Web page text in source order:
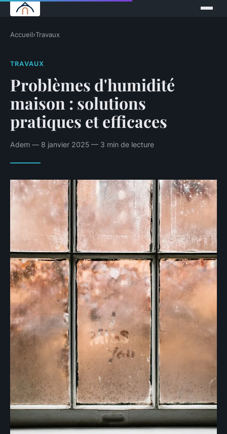
Accueil›Travaux
TRAVAUX
Problèmes d'humidité
maison : solutions
pratiques et efficaces
Adem — 8 janvier 2025 — 3 min de lecture